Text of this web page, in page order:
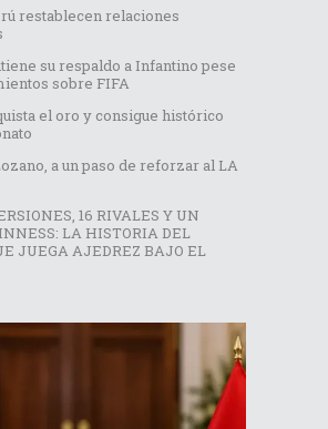
restablecen relaciones
su respaldo a Infantino pese
sobre FIFA
el oro y consigue histórico
a un paso de reforzar al LA
16 RIVALES Y UN
LA HISTORIA DEL
JUEGA AJEDREZ BAJO EL